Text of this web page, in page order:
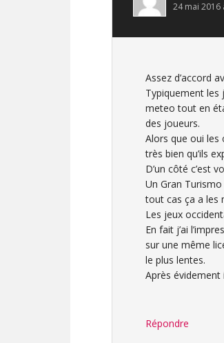
24 mai 2016
Assez d’accord
Typiquement les
meteo tout en
des joueurs.
Alors que oui
très bien qu’ils
D’un côté c’est
Un Gran
tout cas ça a les
Les jeux
En fait j’ai
sur une même
le plus lentes.
Après évidement
Répondre